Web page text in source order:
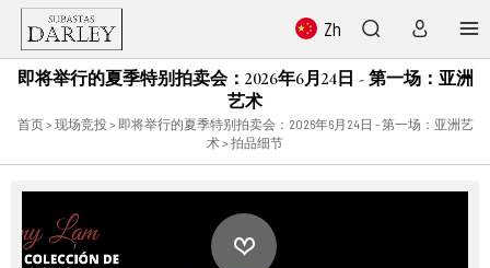
Zh
即将举行的夏季特别拍卖会：2026年6月24日 - 第一场：亚洲
艺术
首页> 现场竞投 > 即将举行的夏季特别拍卖会：2026年6月24日 - 第一场：亚洲艺
术> 拍品细节